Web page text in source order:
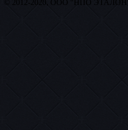
© 2012-2020, ООО "НПО